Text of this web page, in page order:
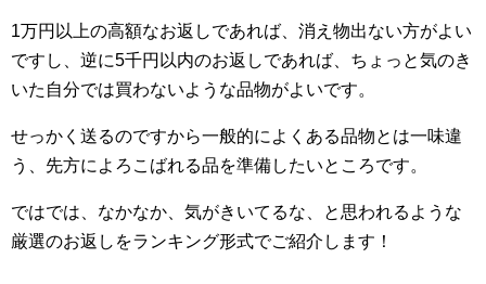
1万円以上の高額なお返しであれば、消え物出ない方がよい
ですし、逆に5千円以内のお返しであれば、ちょっと気のき
いた自分では買わないような品物がよいです。
せっかく送るのですから一般的によくある品物とは一味違
う、先方によろこばれる品を準備したいところです。
ではでは、なかなか、気がきいてるな、と思われるような
厳選のお返しをランキング形式でご紹介します！